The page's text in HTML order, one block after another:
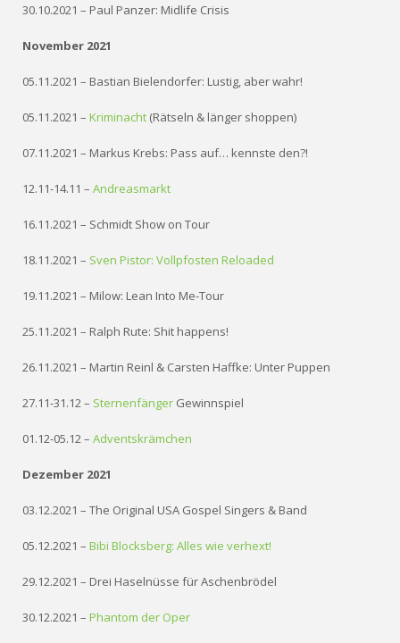
30.10.2021 – Paul Panzer: Midlife Crisis
November 2021
05.11.2021 – Bastian Bielendorfer: Lustig, aber wahr!
05.11.2021 –Kriminacht (Rätseln & länger shoppen)
07.11.2021 – Markus Krebs: Pass auf… kennste den?!
12.11-14.11 –Andreasmarkt
16.11.2021 – Schmidt Show on Tour
18.11.2021 – Sven Pistor: Vollpfosten Reloaded
19.11.2021 – Milow: Lean Into Me-Tour
25.11.2021 – Ralph Rute: Shit happens!
26.11.2021 – Martin Reinl & Carsten Haffke: Unter Puppen
27.11-31.12 – Sternenfänger Gewinnspiel
01.12-05.12 –Adventskrämchen
Dezember 2021
03.12.2021 – The Original USA Gospel Singers & Band
05.12.2021 –Bibi Blocksberg: Alles wie verhext!
29.12.2021 – Drei Haselnüsse für Aschenbrödel
30.12.2021 –Phantom der Oper